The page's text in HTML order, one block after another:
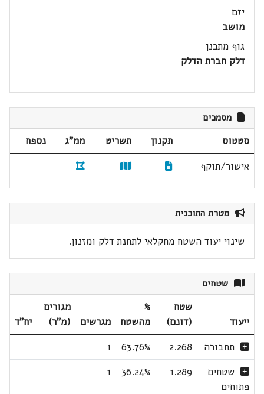
יזם
מושב
גוף מתכנן
דלק חברת הדלק
מסמכים
סטטוס תקנון תשריט ממ"ג
נספח
אישור/תוקף
מטרת התוכנית
שינוי יעוד השטח מחקלאי לתחנת דלק ומזנון.
שטחים
ייעוד
שטח
(דונם)
%
מהשטח
מגרשים
מגורים
(מ"ר)
יח"ד
תחבורה
2.268
63.76%
1
שטחים
פתוחים
1.289
36.24%
1